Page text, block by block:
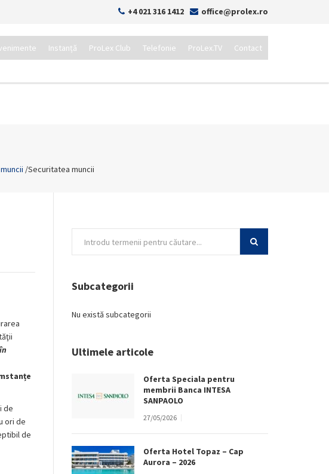
+4 021 316 1412 office@prolex.ro
Instanță ProLex Club Telefonie ProLex.TV Contact
/Securitatea muncii
de
ori de
de
Subcategorii
Nu există subcategorii
Ultimele articole
Oferta Speciala pentru
membrii Banca INTESA
SANPAOLO
27/05/2026
Oferta Hotel Topaz – Cap
Aurora – 2026